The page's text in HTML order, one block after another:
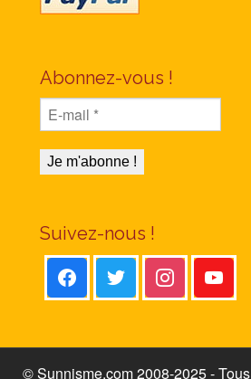
Abonnez-vous !
Suivez-nous !
© Sunnisme.com 2008-2025 - Tous